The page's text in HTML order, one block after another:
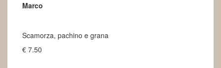
Marco
Scamorza, pachino e grana
€ 7.50